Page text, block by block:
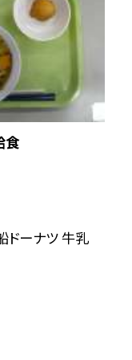
食
ドーナツ 牛乳